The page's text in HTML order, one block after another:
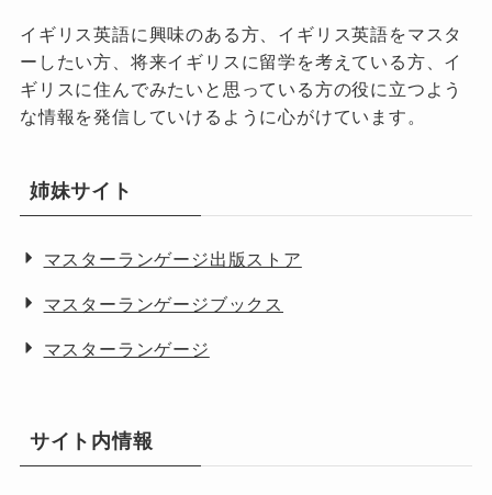
イギリス英語に興味のある方、イギリス英語をマスタ
ーしたい方、将来イギリスに留学を考えている方、イ
ギリスに住んでみたいと思っている方の役に立つよう
な情報を発信していけるように心がけています。
姉妹サイト
マスターランゲージ出版ストア
マスターランゲージブックス
マスターランゲージ
サイト内情報